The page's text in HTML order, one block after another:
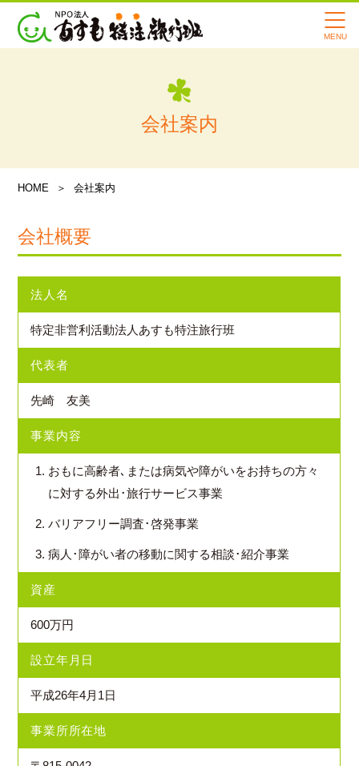
あすもの転院サービスの特徴
ディア情報
くある質問
習会・イベント情報
知らせ
受付時間
月～金 8:30~18:30
土 10:00~14:00
※外出・旅行サービスは、年中無休
会社案内
HOME 会社案内
会社概要
法人名
特定非営利活動法人あすも特注旅行班
代表者
先崎 友美
事業内容
おもに高齢者､または病気や障がいをお持ちの方々
に対する外出･旅行サービス事業
バリアフリー調査･啓発事業
病人･障がい者の移動に関する相談･紹介事業
資産
600万円
設立年月日
平成26年4月1日
事業所所在地